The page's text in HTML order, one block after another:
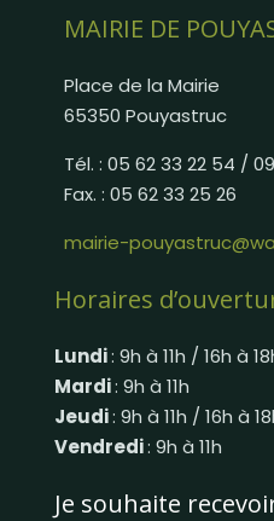
MAIRIE DE
Place de la Mairie
65350 Pouyastruc
Tél. : 05 62 33 22 54 /
Fax. : 05 62 33 25 26
mairie-
Horaires
Lundi: 9h à 11h / 16h à
Mardi: 9h à 11h
Jeudi: 9h à 11h / 16h à
Vendredi: 9h à 11h
Je souhaite